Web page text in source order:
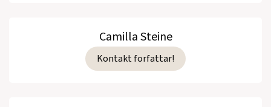
Camilla Steine
Kontakt forfattar!